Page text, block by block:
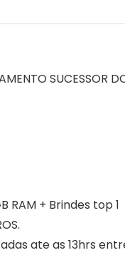
SUCESSOR
RAM + Brindes top 1
ate as 13hrs